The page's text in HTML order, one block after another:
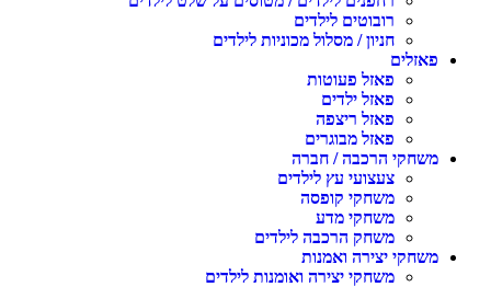
רובוטים לילדים
חניון / מסלול מכוניות לילדים
פאזלים
פאזל פעוטות
פאזל ילדים
פאזל ריצפה
פאזל מבוגרים
משחקי הרכבה / חברה
צעצועי עץ לילדים
משחקי קופסה
משחקי מדע
משחק הרכבה לילדים
משחקי יצירה ואמנות
משחקי יצירה ואומנות לילדים